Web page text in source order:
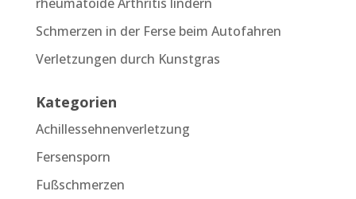
Schmerzen in der Ferse beim Autofahren
Verletzungen durch Kunstgras
Kategorien
Achillessehnenverletzung
Fersensporn
Fußschmerzen